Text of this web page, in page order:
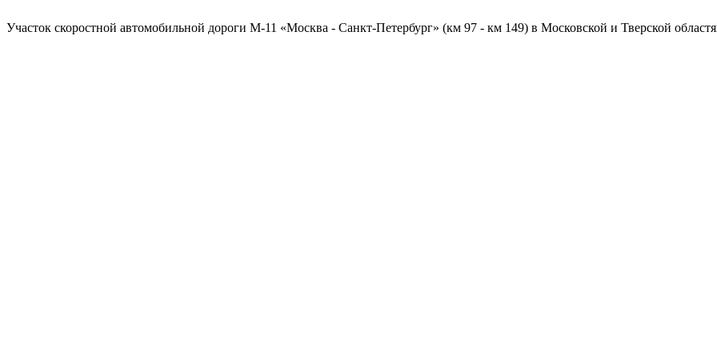
Участок скоростной автомобильной дороги М-11 «Москва - Санкт-Петербург» (км 97 - км 149) в Московской и Тверской